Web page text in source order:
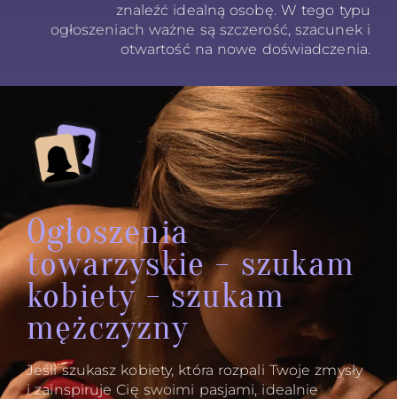
znaleźć idealną osobę. W tego typu
ogłoszeniach ważne są szczerość, szacunek i
otwartość na nowe doświadczenia.
Ogłoszenia
towarzyskie - szukam
kobiety - szukam
mężczyzny
Jeśli szukasz kobiety, która rozpali Twoje zmysły
i zainspiruje Cię swoimi pasjami, idealnie